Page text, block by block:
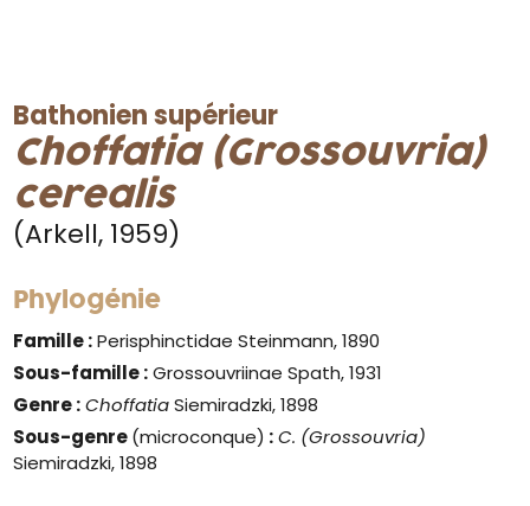
Bathonien supérieur
Choffatia (Grossouvria)
cerealis
(Arkell, 1959)
Phylogénie
Famille :Perisphinctidae Steinmann, 1890
Sous-famille :Grossouvriinae Spath, 1931
Genre: ChoffatiaSiemiradzki, 1898
Sous-genre(microconque) :C. (Grossouvria)
Siemiradzki, 1898